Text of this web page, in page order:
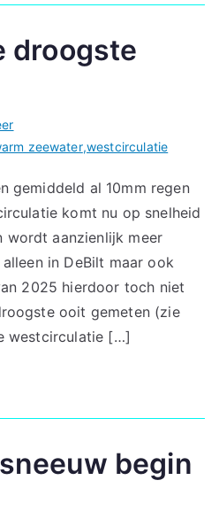
droogste
zeewater,westcirculatie
gemiddeld al 10mm regen
komt nu op snelheid
wordt aanzienlijk meer
in DeBilt maar ook
2025 hierdoor toch niet
ooit gemeten (zie
westcirculatie […]
begin